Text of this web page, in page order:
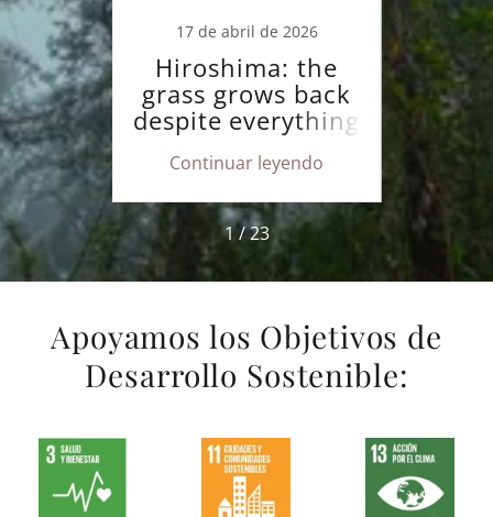
17 de abril de 2026
Hiroshima: the
grass grows back
despite everything
Continuar leyendo
la
1 / 23
Apoyamos los Objetivos de
Desarrollo Sostenible: